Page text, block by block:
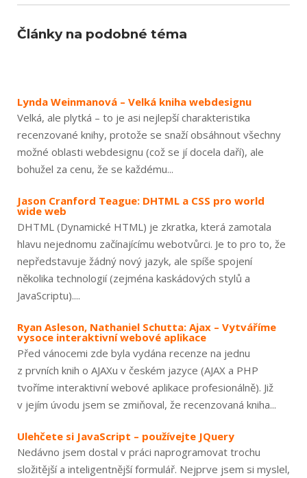
Články na podobné téma
Lynda Weinmanová – Velká kniha webdesignu
Velká, ale plytká – to je asi nejlepší charakteristika
recenzované knihy, protože se snaží obsáhnout všechny
možné oblasti webdesignu (což se jí docela daří), ale
bohužel za cenu, že se každému...
Jason Cranford Teague: DHTML a CSS pro world
wide web
DHTML (Dynamické HTML) je zkratka, která zamotala
hlavu nejednomu začínajícímu webotvůrci. Je to pro to, že
nepředstavuje žádný nový jazyk, ale spíše spojení
několika technologií (zejména kaskádových stylů a
JavaScriptu)....
Ryan Asleson, Nathaniel Schutta: Ajax – Vytváříme
vysoce interaktivní webové aplikace
Před vánocemi zde byla vydána recenze na jednu
z prvních knih o AJAXu v českém jazyce (AJAX a PHP
tvoříme interaktivní webové aplikace profesionálně). Již
v jejím úvodu jsem se zmiňoval, že recenzovaná kniha...
Ulehčete si JavaScript – používejte JQuery
Nedávno jsem dostal v práci naprogramovat trochu
složitější a inteligentnější formulář. Nejprve jsem si myslel,